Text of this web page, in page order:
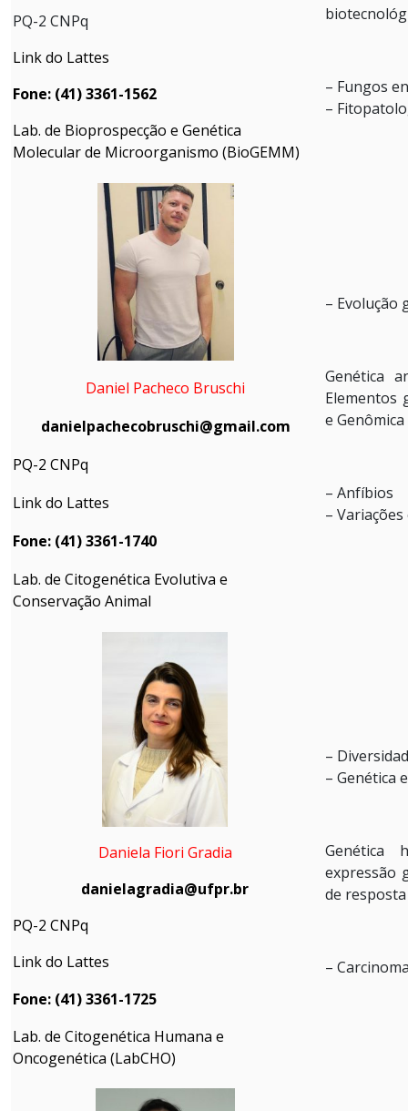
PQ-2 CNPq
Link do Lattes
Fone: (41) 3361-1562
Lab. de Bioprospecção e Genética
Molecular de Microorganismo (BioGEMM)
– Fungos
–
Daniel Pacheco Bruschi
danielpachecobruschi@gmail.com
PQ-2 CNPq
Link do Lattes
Fone: (41) 3361-1740
Lab. de Citogenética Evolutiva e
Conservação Animal
– Evolução
Genética
Elementos
e
– Anfíbios
–
Daniela Fiori Gradia
danielagradia@ufpr.br
PQ-2 CNPq
Link do Lattes
Fone: (41) 3361-1725
Lab. de Citogenética Humana e
Oncogenética (LabCHO)
–
– Genética
Genética
expressão
de
–